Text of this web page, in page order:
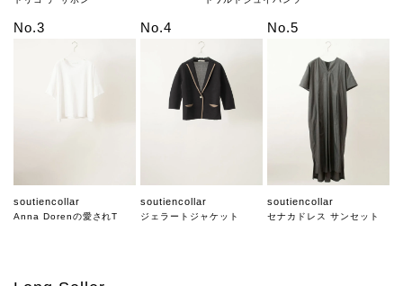
No.3
soutiencollar
Anna Dorenの愛されT
No.4
soutiencollar
ジェラートジャケット
No.5
soutiencollar
セナカドレス サンセット